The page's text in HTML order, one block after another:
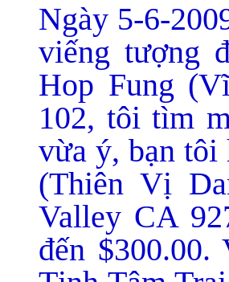
Ngày 5-6-
viếng tượng
Hop Fung
102, tôi tìm
vừa ý, bạn tôi
(Thiên Vị
Valley CA
đến